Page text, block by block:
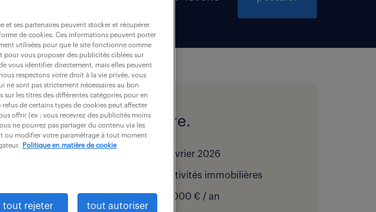
détail de l'offre.
23 février 2026
Activités immobilières
salaire : 40 000 - 60 000 € / an
et ses partenaires peuvent stocker et récupérer
de cookies. Ces informations peuvent porter
utilisées pour que le site fonctionne comme
pour vous proposer des publicités ciblées sur
vous identifier directement, mais elles peuvent
respectons votre droit à la vie privée, vous
ne sont pas strictement nécessaires au bon
les titres des différentes catégories pour en
de certains types de cookies peut affecter
offrir (ex : vous recevrez des publicités moins
ne pourrez pas partager du contenu via les
ou modifier votre paramétrage à tout moment
Politique en matière de cookie
tout rejeter tout autoriser